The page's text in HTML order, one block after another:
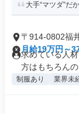
大手“マツダ”だ
〒914-0802福
月給19万円～
求めている人
方はもちろんの
制服あり 業界未